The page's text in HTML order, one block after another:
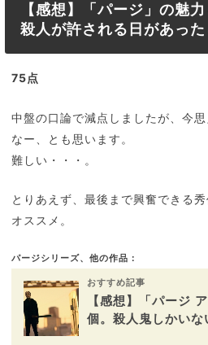
【感想】「パージ」の魅
殺人が許される日があっ
75点
中盤の口論で減点しましたが、今
なー、とも思います。
難しい・・・。
とりあえず、最後まで興奮できる秀
オススメ。
パージシリーズ、他の作品：
おすすめ記事
【感想】「パージ
個。殺人鬼しかい